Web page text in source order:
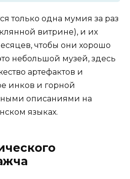
только одна мумия за раз
витрине), и их
чтобы они хорошо
небольшой музей, здесь
артефактов и
инков и горной
описаниями на
языках.